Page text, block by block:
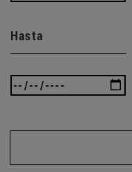
Hasta